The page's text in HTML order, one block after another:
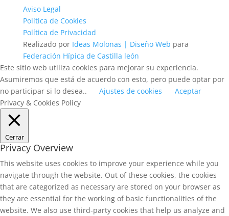
Aviso Legal
Política de Cookies
Política de Privacidad
Realizado por Ideas Molonas | Diseño Web para
Federación Hípica de Castilla león
Este sitio web utiliza cookies para mejorar su experiencia.
Asumiremos que está de acuerdo con esto, pero puede optar por
no participar si lo desea..
Ajustes de cookies
Aceptar
Privacy & Cookies Policy
Cerrar
Privacy Overview
This website uses cookies to improve your experience while you
navigate through the website. Out of these cookies, the cookies
that are categorized as necessary are stored on your browser as
they are essential for the working of basic functionalities of the
website. We also use third-party cookies that help us analyze and